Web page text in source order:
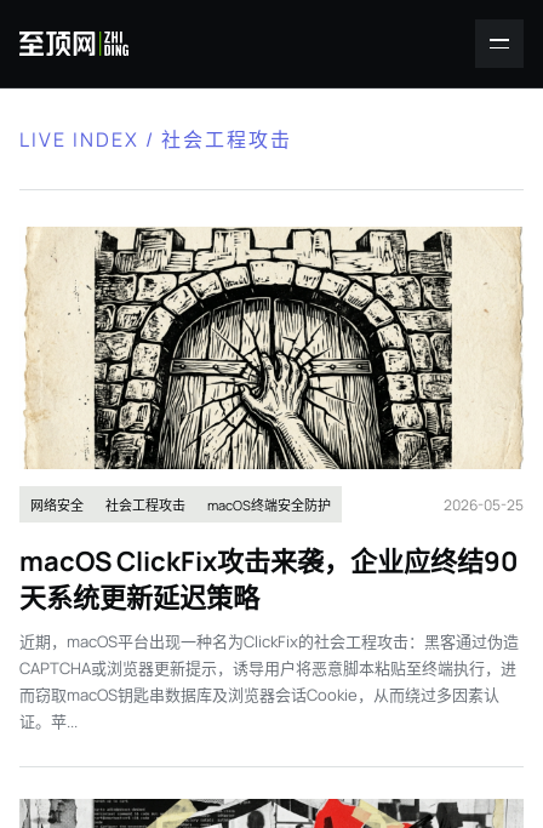
LIVE INDEX / 社会工程攻击
网络安全 社会工程攻击 macOS终端安全防护 2026-05-25
macOS ClickFix攻击来袭，企业应终结90
天系统更新延迟策略
近期，macOS平台出现一种名为ClickFix的社会工程攻击：黑客通过伪造
CAPTCHA或浏览器更新提示，诱导用户将恶意脚本粘贴至终端执行，进
而窃取macOS钥匙串数据库及浏览器会话Cookie，从而绕过多因素认
证。苹...